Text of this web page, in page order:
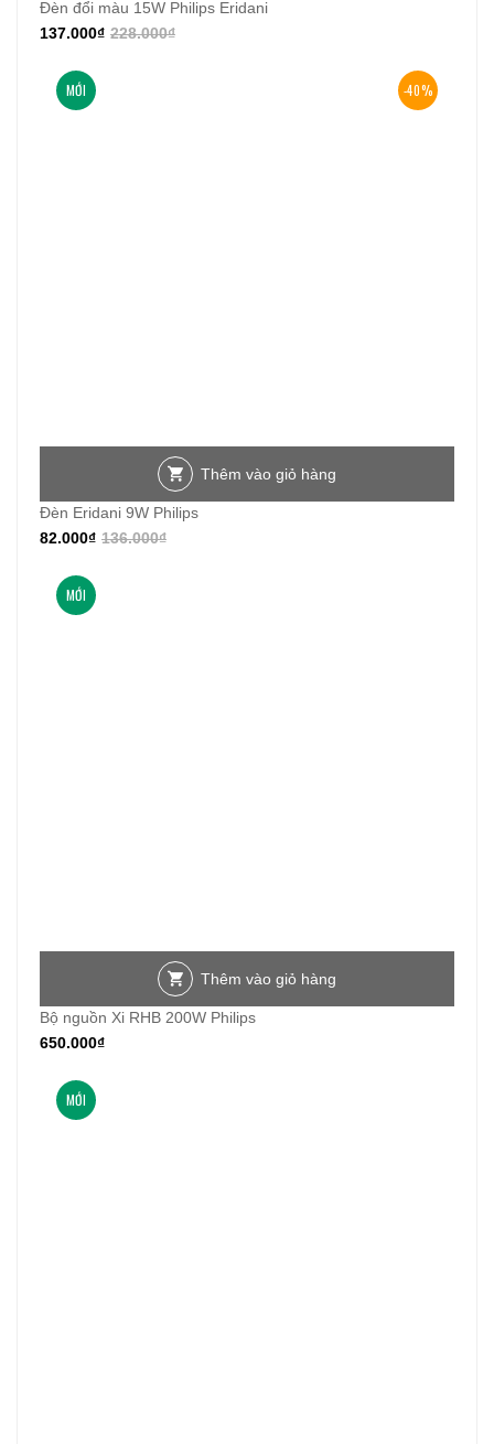
Đèn đổi màu 15W Philips Eridani
228.000₫
137.000₫
-40%
MỚI
Thêm vào giỏ hàng
Đèn Eridani 9W Philips
136.000₫
82.000₫
MỚI
Thêm vào giỏ hàng
Bộ nguồn Xi RHB 200W Philips
650.000₫
MỚI